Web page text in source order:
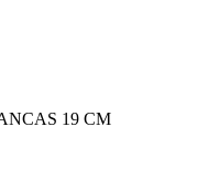
19 CM